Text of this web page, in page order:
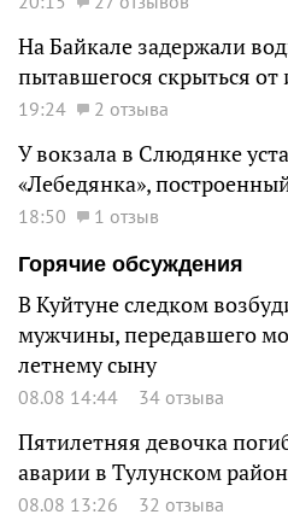
На Байкале задержали
пытавшегося скрыться
19:24 2 отзыва
У вокзала в Слюдянке
«Лебедянка»,
18:50
1 отзыв
Горячие обсуждения
В Куйтуне следком
мужчины, передавшего
летнему сыну
08.08 14:44 34 отзыва
Пятилетняя девочка
аварии в Тулунском
08.08 13:26 32 отзыва